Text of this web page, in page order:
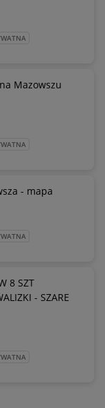
Mazowszu
- mapa
8 SZT
- SZARE